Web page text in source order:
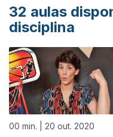
32 aulas
disciplina
00 min. | 20 out. 2020